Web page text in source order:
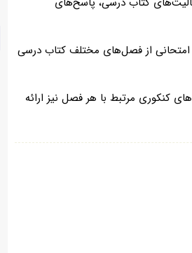
امتحانی از فصل‌های مختلف کتاب درسی
کنکوری مرتبط با هر فصل نیز ارائه